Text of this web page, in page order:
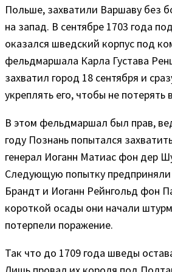
Польше, захватили Варшаву без
на запад. В сентябре 1703 года
оказался шведский корпус под
фельдмаршала Карла Густава
захватил город 18 сентября и
укреплять его, чтобы не
В этом фельдмаршал был прав,
году Познань попытался
генерал Иоганн Матиас фон дер
Следующую попытку
Брандт и Иоганн Рейнгольд фон
короткой осады они начали
потерпели поражение.
Так что до 1709 года шведы